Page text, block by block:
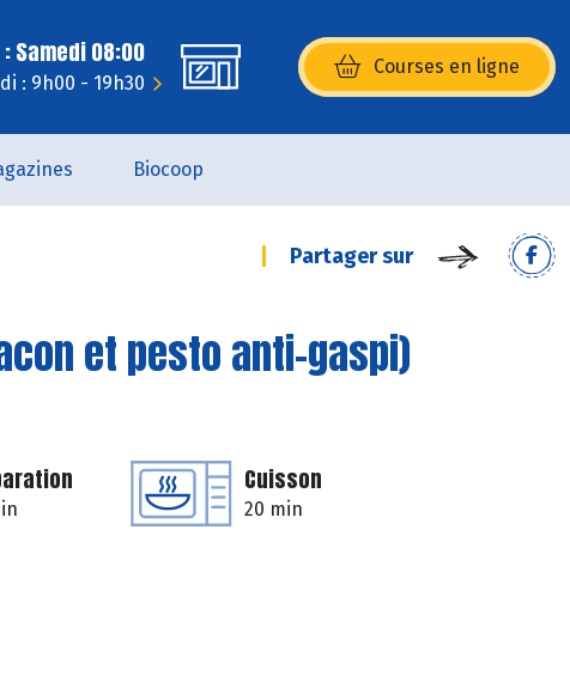
Samedi 08:00
: 9h00 - 19h30
Courses en ligne
(s’ouvre dans une nouvelle
Biocoop
Partager sur
et pesto anti-gaspi)
Cuisson
20 min